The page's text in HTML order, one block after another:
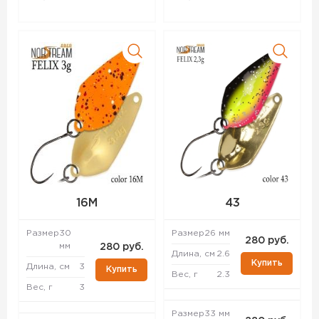
16M
Размер30
мм
Длина, см 3
Вес, г 3
280 руб.
Купить
43
Размер26 мм
Длина, см 2.6
Вес, г 2.3
280 руб.
Купить
Размер33 мм